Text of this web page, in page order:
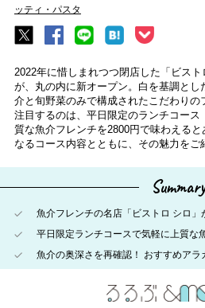
ッティ・パスタ
2022年に惜しまれつつ閉店した「ビスト
が、丸の内に新オープン。白を基調とし
介と旬野菜のみで構成されたこだわりの
注目するのは、平日限定のランチコー
質な魚介フレンチを2800円で味わえる
なるコース内容とともに、その魅力をご
Summary
魚介フレンチの名店「ビストロ シロ」
平日限定ランチコースで気軽に上質な
魚介の奥深さを再確認！ おすすめアラ